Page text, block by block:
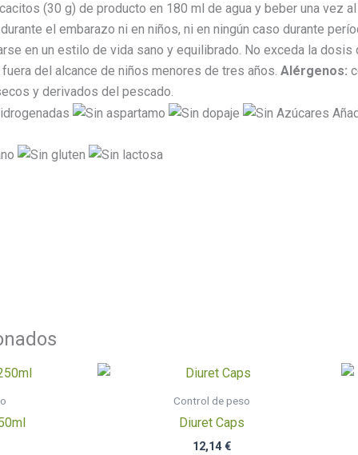
(30 g) de producto en 180 ml de agua y beber una vez al
el embarazo ni en niños, ni en ningún caso durante
en un estilo de vida sano y equilibrado. No exceda la
del alcance de niños menores de tres años. Alérgenos:
y derivados del pescado.
Control de peso
Diuret Caps
12,14€